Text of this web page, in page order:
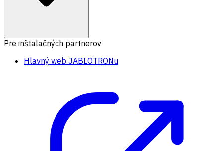
Pre inštalačných partnerov
Hlavný web JABLOTRONu